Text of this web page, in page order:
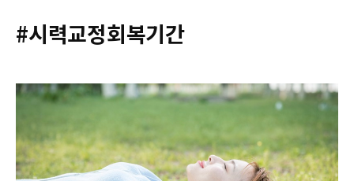
#시력교정회복기간